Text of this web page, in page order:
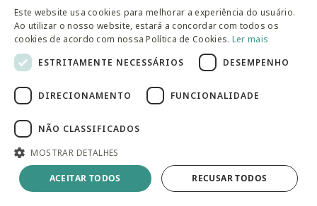
Fronha Mini Aba Prata
Travesseiro 50% Plumas e
Este website usa cookies para melhorar a experiência do usuário.
Ao utilizar o nosso website, estará a concordar com todos os
cookies de acordo com nossa Política de Cookies. Ler mais
ESTRITAMENTE NECESSÁRIOS
DESEMPENHO
DIRECIONAMENTO FUNCIONALIDADE
NÃO CLASSIFICADOS
MOSTRAR DETALHES
ACEITAR TODOS RECUSAR TODOS